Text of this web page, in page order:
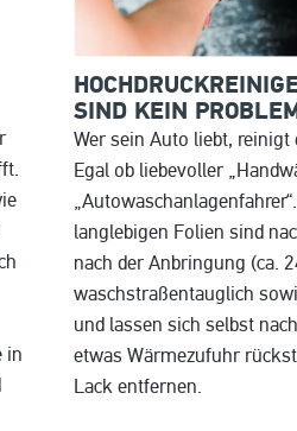
in
IND KEIN PROBLEM
Wer sein Auto liebt,
Egal ob liebevoller
langlebigen Folien sind
nach der Anbringung (ca.
waschstraßentauglich
und lassen sich selbst
etwas Wärmezufuhr
Lack entfernen.